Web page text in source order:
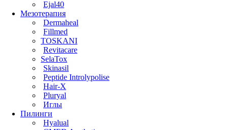
Ejal40
Мезотерапия
Dermaheal
Fillmed
TOSKANI
Revitacare
SelaTox
Skinasil
Peptide Introlypolise
Hair-X
Pluryal
Иглы
Пилинги
Hyalual